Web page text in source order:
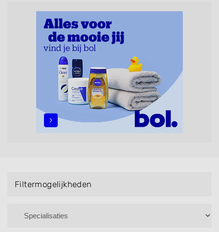
zonder afspraak terecht kunt. De vermelde kappers
kunnen uw haren wassen, knippen, föhnen en kleuren,
maar ook helpen met extensions, balyage, invlechten,
opsteken, weave, een keratinebehandeling, een
permanent, een bruidkapsel, make-up & visagie,
epileren, schoonheidsbehandelingen, het trimmen van
een baard en pruiken. U kunt de zoekresultaten
filteren met behulp van de specialisatie filter en u
Filtermogelijkheden